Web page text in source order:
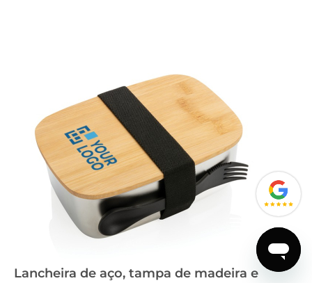
Lancheira de aço, tampa de madeira e